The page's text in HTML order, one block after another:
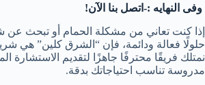
وفى النهايه :-اتصل بنا الآن!
إذا كنت تعاني من مشكلة الحمام أو تبحث
حلولًا فعالة ودائمة، فإن “الشرق كلين” هي
نمتلك فريقًا محترفًا جاهزًا لتقديم الاستشارة
مدروسة تناسب احتياجاتك بدقة.